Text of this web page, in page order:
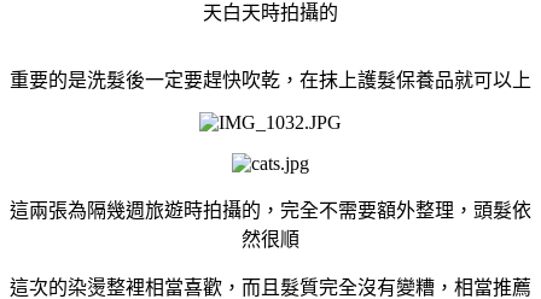
天白天時拍攝的
重要的是洗髮後一定要趕快吹乾，在抹上護髮保養品就可以上
這兩張為隔幾週旅遊時拍攝的，完全不需要額外整理，頭髮依
然很順
這次的染燙整裡相當喜歡，而且髮質完全沒有變糟，相當推薦